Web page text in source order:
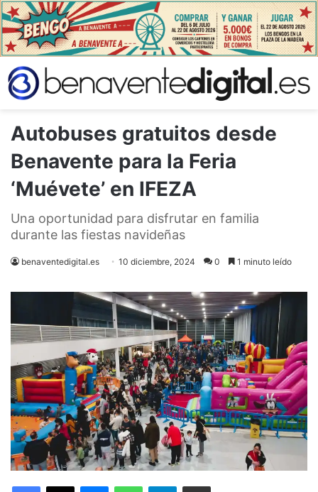
Autobuses gratuitos desde
Benavente para la Feria
‘Muévete’ en IFEZA
Una oportunidad para disfrutar en familia
durante las fiestas navideñas
benaventedigital.es 10 diciembre, 2024 0 1 minuto leído
Facebook
X MessengerWhatsAppTelegramCompartir via Email